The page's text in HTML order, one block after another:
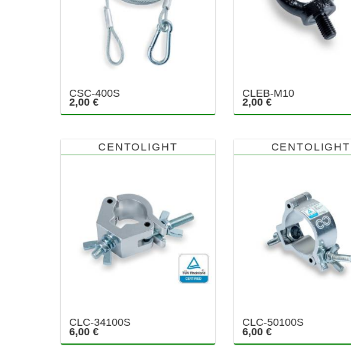
CSC-400S
2,00 €
CLEB-M10
2,00 €
CENTOLIGHT
CLC-34100S
6,00 €
CENTOLIGHT
CLC-50100S
6,00 €